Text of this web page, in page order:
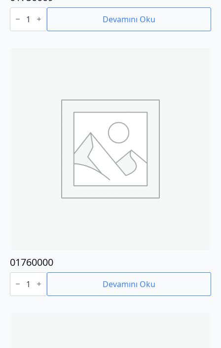
01750009
adet Devamını Oku
01760000
01760000
adet Devamını Oku